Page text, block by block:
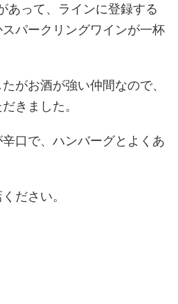
あって、ラインに登録する
パークリングワインが一杯
がお酒が強い仲間なので、
きました。
口で、ハンバーグとよくあ
ださい。